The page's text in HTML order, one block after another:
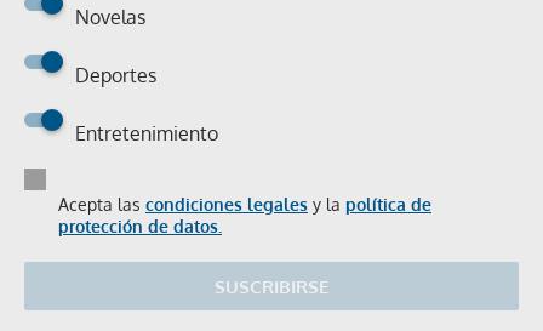
Novelas
Deportes
Entretenimiento
Acepta las condiciones legales y la política de
protección de datos.
SUSCRIBIRSE